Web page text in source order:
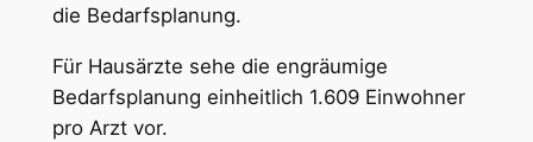
die Bedarfsplanung.
Für Hausärzte sehe die engräumige
Bedarfsplanung einheitlich 1.609 Einwohner
pro Arzt vor.